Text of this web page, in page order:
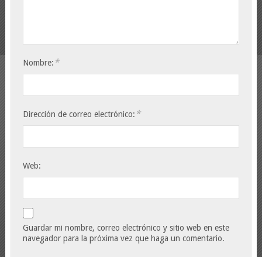
Nombre: *
Dirección de correo electrónico: *
Web:
Guardar mi nombre, correo electrónico y sitio web en este
navegador para la próxima vez que haga un comentario.